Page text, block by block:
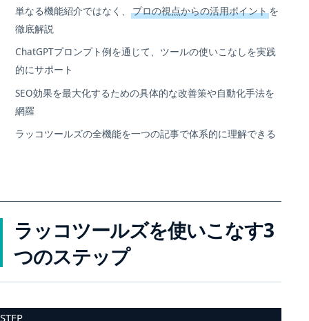
単なる機能紹介ではなく、プロの視点からの活用ポイントを
徹底解説
ChatGPTプロンプト例を通じて、ツールの使いこなしを実践
的にサポート
SEO効果を最大化するための具体的な改善策や自動化手法を
網羅
ラッコツールズの全機能を一つの記事で体系的に理解できる
ラッコツールズを使いこなす3
つのステップ
STEP